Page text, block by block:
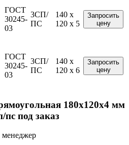
ГОСТ
30245-
03
3СП/
ПС
140 x
120 x 5
Запросить
цену
ГОСТ
30245-
03
3СП/
ПС
140 x
120 x 6
Запросить
цену
180x120x4 мм
под заказ
менеджер